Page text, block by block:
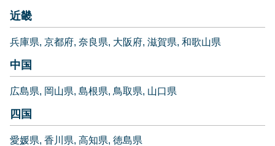
近畿
兵庫県 京都府 奈良県 大阪府 滋賀県 和歌山県
中国
広島県 岡山県 島根県 鳥取県 山口県
四国
愛媛県 香川県 高知県 徳島県